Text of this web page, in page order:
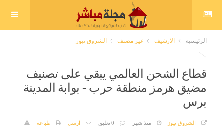
الرئيسية الارشيف غير مصنف الشروق نيوز
قطاع الشحن العالمي يبقي على تصنيف
مضيق هرمز منطقة حرب - بوابة المدينة
برس
الشروق نيوز منذ شهر 0 تعليق ارسل
طباعة